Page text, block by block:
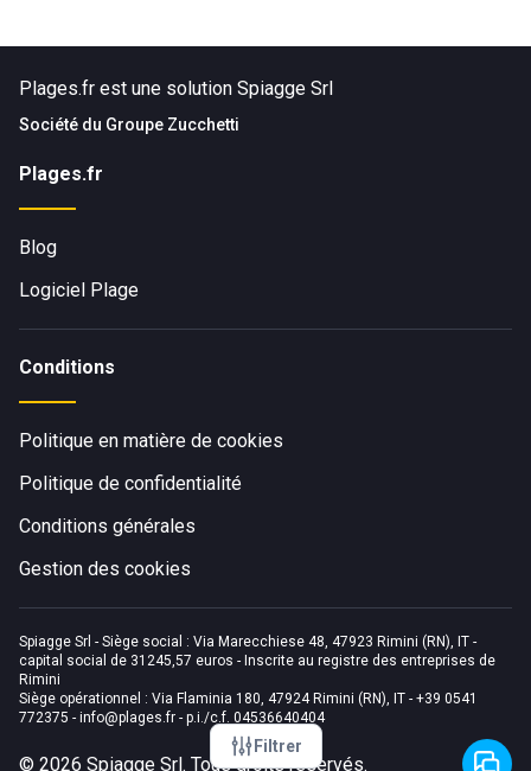
Filtrer
Plages.fr est une solution Spiagge Srl
Société du Groupe Zucchetti
Plages.fr
Blog
Logiciel Plage
Conditions
Politique en matière de cookies
Politique de confidentialité
Conditions générales
Gestion des cookies
Spiagge Srl - Siège social : Via Marecchiese 48, 47923 Rimini (RN), IT -
capital social de 31245,57 euros - Inscrite au registre des entreprises de
Rimini
Siège opérationnel : Via Flaminia 180, 47924 Rimini (RN), IT - +39 0541
772375 - info@plages.fr - p.i./c.f. 04536640404
© 2026 Spiagge Srl. Tous droits réservés.